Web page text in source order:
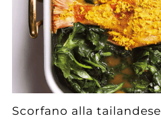
Scorfano alla tailandese